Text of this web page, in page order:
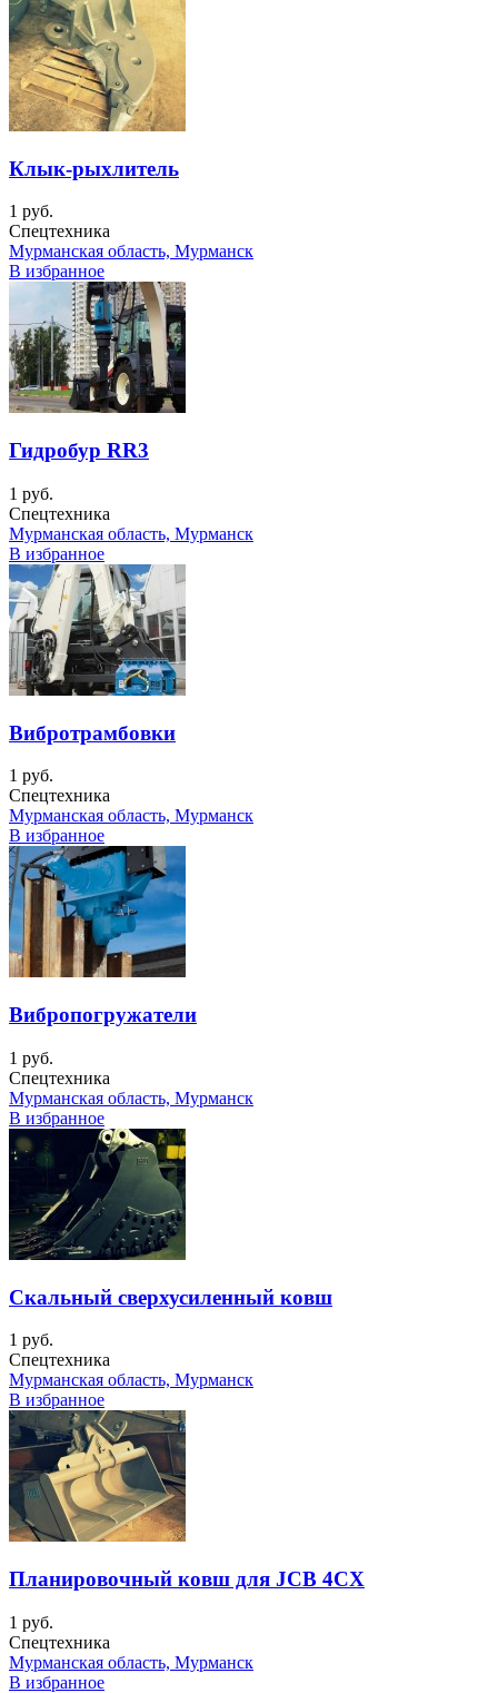
Клык-рыхлитель
1 руб.
Спецтехника
Мурманская область, Мурманск
В избранное
Гидробур RR3
1 руб.
Спецтехника
Мурманская область, Мурманск
В избранное
Вибротрамбовки
1 руб.
Спецтехника
Мурманская область, Мурманск
В избранное
Вибропогружатели
1 руб.
Спецтехника
Мурманская область, Мурманск
В избранное
Скальный сверхусиленный ковш
1 руб.
Спецтехника
Мурманская область, Мурманск
В избранное
Планировочный ковш для JCB 4CX
1 руб.
Спецтехника
Мурманская область, Мурманск
В избранное